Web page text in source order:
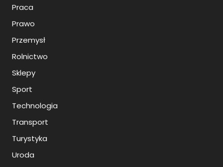
Praca
Prawo
Przemysł
Rolnictwo
Sklepy
Sport
Technologia
Transport
Turystyka
Uroda